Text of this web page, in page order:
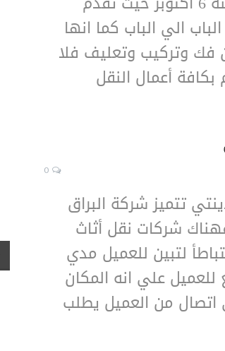
الي الباب كما انها
فك وتركيب وتعليف فلا
بكافة أعمال النقل
0
تتميز شركة البراق
شركات نقل أثاث
لتبين للعميل مدي
علي انه المكان
من العميل يطلب